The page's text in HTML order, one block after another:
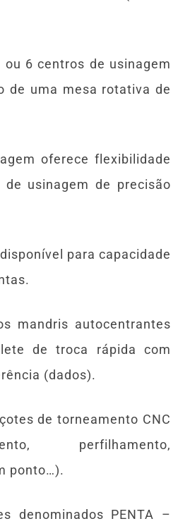
6 centros de usinagem
de uma mesa rotativa de
oferece flexibilidade
usinagem de precisão
para capacidade
mandris autocentrantes
de troca rápida com
(dados).
de torneamento CNC
perfilhamento,
ponto…).
denominados PENTA –